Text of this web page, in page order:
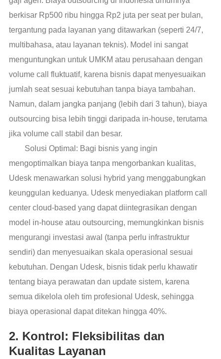
berkisar Rp500 ribu hingga Rp2 juta per seat per bulan,
tergantung pada layanan yang ditawarkan (seperti 24/7,
multibahasa, atau layanan teknis). Model ini sangat
menguntungkan untuk UMKM atau perusahaan dengan
volume call fluktuatif, karena bisnis dapat menyesuaikan
jumlah seat sesuai kebutuhan tanpa biaya tambahan.
Namun, dalam jangka panjang (lebih dari 3 tahun), biaya
outsourcing bisa lebih tinggi daripada in-house, terutama
jika volume call stabil dan besar.
Solusi Optimal: Bagi bisnis yang ingin
mengoptimalkan biaya tanpa mengorbankan kualitas,
Udesk menawarkan solusi hybrid yang menggabungkan
keunggulan keduanya. Udesk menyediakan platform call
center cloud-based yang dapat diintegrasikan dengan
model in-house atau outsourcing, memungkinkan bisnis
mengurangi investasi awal (tanpa perlu infrastruktur
sendiri) dan menyesuaikan skala operasional sesuai
kebutuhan. Dengan Udesk, bisnis tidak perlu khawatir
tentang biaya perawatan dan update sistem, karena
semua dikelola oleh tim profesional Udesk, sehingga
biaya operasional dapat ditekan hingga 40%.
2. Kontrol: Fleksibilitas dan
Kualitas Layanan